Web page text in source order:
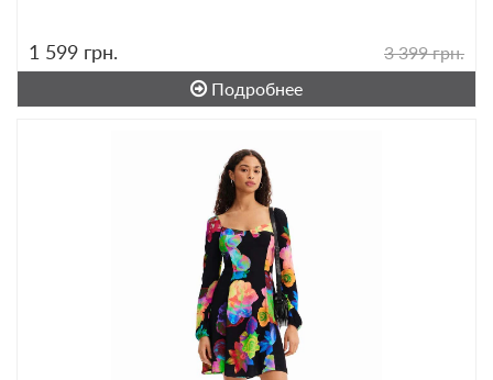
1 599 грн.
3 399 грн.
Подробнее